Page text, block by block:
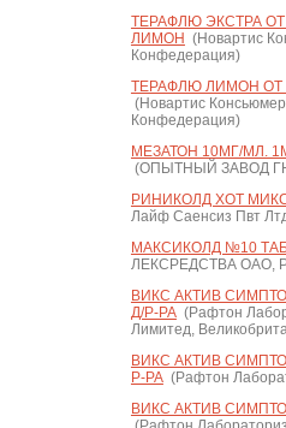
ТЕРАФЛЮ ЭКСТРА
ЛИМОН (Новартис
Конфедерация)
ТЕРАФЛЮ ЛИМОН
(Новартис
Конфедерация)
МЕЗАТОН 10МГ/МЛ.
(ОПЫТНЫЙ ЗАВОД
РИНИКОЛД ХОТ
Лайф Саенсиз Пвт
МАКСИКОЛД №10
ЛЕКСРЕДСТВА ОАО,
ВИКС АКТИВ
Д/Р-РА(Рафтон
Лимитед,
ВИКС АКТИВ
Р-РА(Рафтон
ВИКС АКТИВ